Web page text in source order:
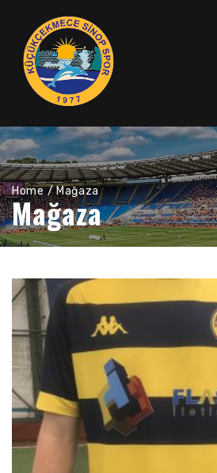
Home/ Mağaza
Mağaza